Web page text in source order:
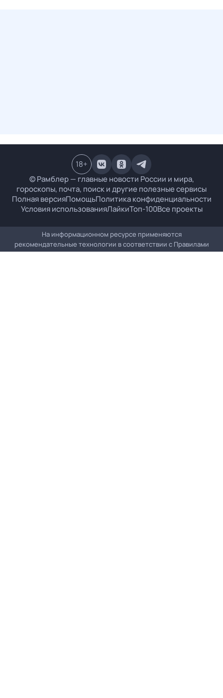
© Рамблер — главные новости России и мира,
гороскопы, почта, поиск и другие полезные сервисы
Полная версияПомощьПолитика конфиденциальности
Условия использованияЛайкиТоп-100Все проекты
18+
На информационном ресурсе применяются
рекомендательные технологии в соответствии с Правилами